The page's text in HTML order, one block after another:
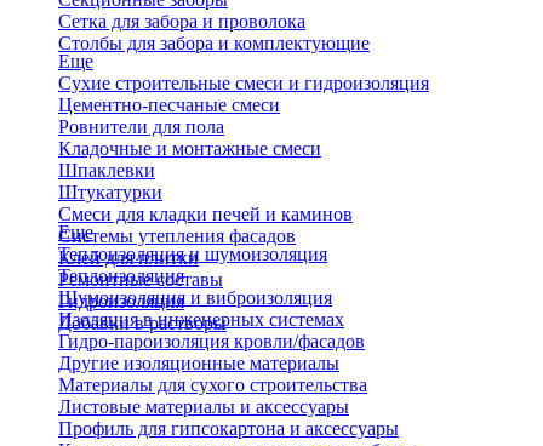
Сетка для забора и проволока
Столбы для забора и комплектующие
Еще
Сухие строительные смеси и гидроизоляция
Цементно-песчаные смеси
Ровнители для пола
Кладочные и монтажные смеси
Шпаклевки
Штукатурки
Смеси для кладки печей и каминов
Системы утепления фасадов
Клей для плитки
Ремонтные составы
Гидроизоляция
Добавки в растворы
Еще
Теплоизоляция и шумоизоляция
Теплоизоляция
Шумоизоляция и виброизоляция
Изоляция в инженерных системах
Гидро-пароизоляция кровли/фасадов
Другие изоляционные материалы
Материалы для сухого строительства
Листовые материалы и аксессуары
Профиль для гипсокартона и аксессуары